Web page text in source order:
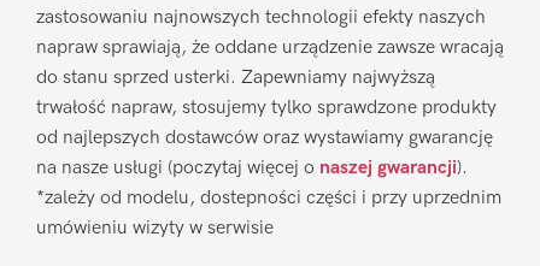
zastosowaniu najnowszych technologii efekty naszych
napraw sprawiają, że oddane urządzenie zawsze wracają
do stanu sprzed usterki. Zapewniamy najwyższą
trwałość napraw, stosujemy tylko sprawdzone produkty
od najlepszych dostawców oraz wystawiamy gwarancję
na nasze usługi (poczytaj więcej o naszej gwarancji).
*zależy od modelu, dostepności części i przy uprzednim
umówieniu wizyty w serwisie